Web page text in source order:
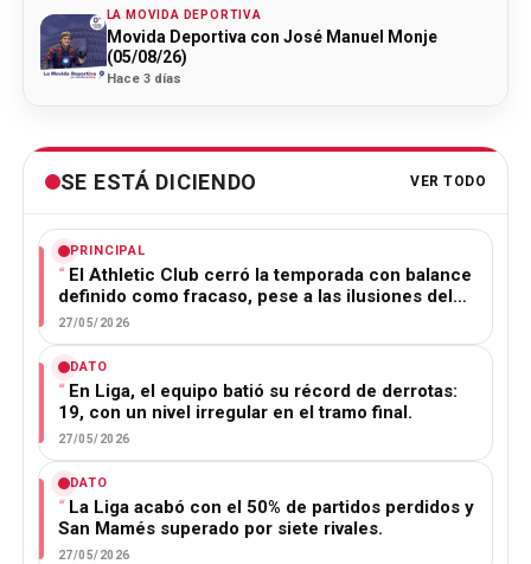
LA MOVIDA DEPORTIVA
Movida Deportiva con José Manuel Monje
(05/08/26)
Hace 3 días
SE ESTÁ DICIENDO VER TODO
PRINCIPAL
El Athletic Club cerró la temporada con balance
definido como fracaso, pese a las ilusiones del…
27/05/2026
DATO
En Liga, el equipo batió su récord de derrotas:
19, con un nivel irregular en el tramo final.
27/05/2026
DATO
La Liga acabó con el 50% de partidos perdidos y
San Mamés superado por siete rivales.
27/05/2026